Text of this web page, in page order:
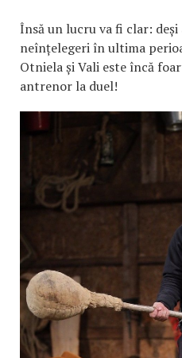
Însă un lucru va fi clar:
neînțelegeri în ultima
Otniela și Vali este încă
antrenor la duel!